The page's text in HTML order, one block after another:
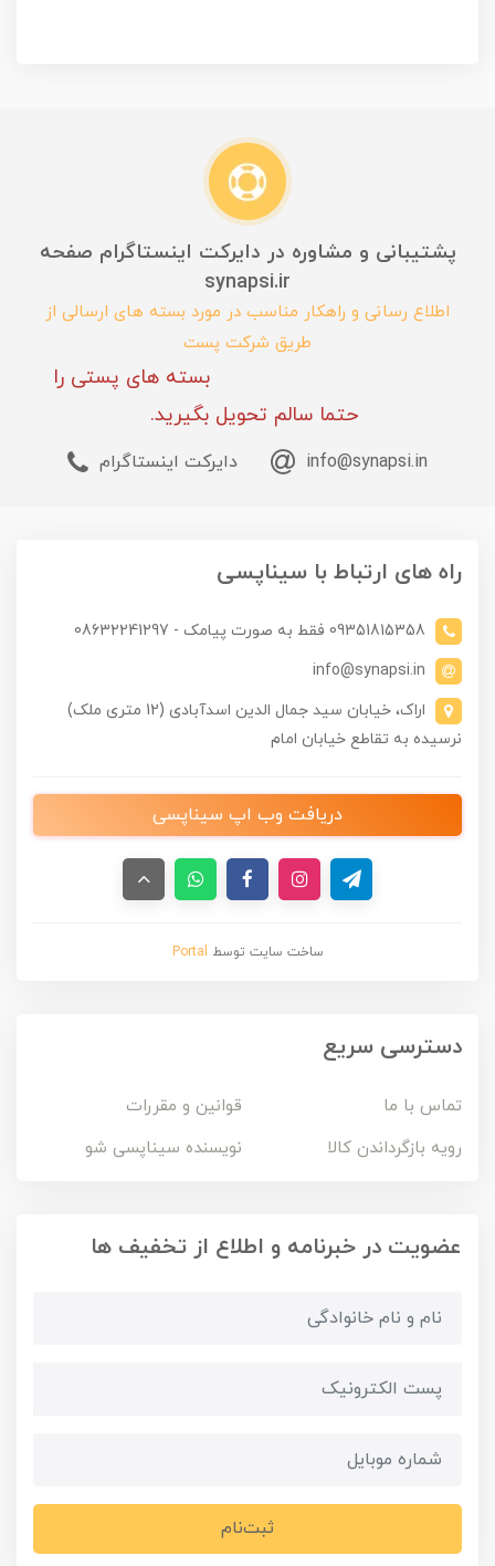
پشتیبانی و مشاوره در دایرکت اینستاگرام صفحه
synapsi.ir
اطلاع رسانی و راهکار مناسب در مورد بسته های ارسالی از
طریق شرکت پست
بسته های پستی را
حتما سالم تحویل بگیرید.
info@synapsi.in دایرکت اینستاگرام
راه های ارتباط با سیناپسی
09351815358 فقط به صورت پیامک - 08632241297
info@synapsi.in
اراک، خیابان سید جمال الدین اسدآبادی (12 متری ملک)
نرسیده به تقاطع خیابان امام
دریافت وب اپ سیناپسی
ساخت سایت توسط Portal
دسترسی سریع
تماس با ما
قوانین و مقررات
رویه بازگرداندن کالا
نویسنده سیناپسی شو
عضویت در خبرنامه و اطلاع از تخفیف ها
ثبت‌نام